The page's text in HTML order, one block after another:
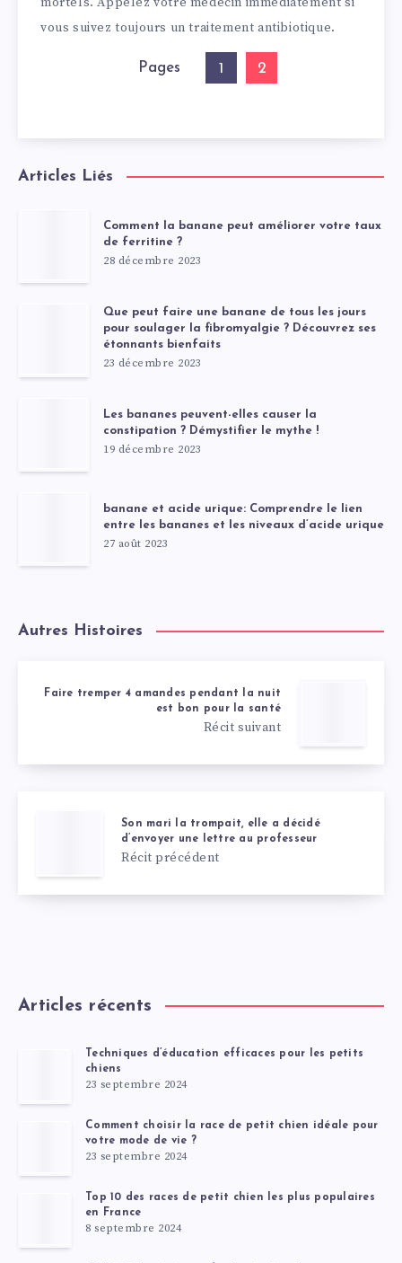
vous suivez toujours un traitement antibiotique.
Pages 1 2
Articles Liés
Comment la banane peut améliorer votre taux
de ferritine ?
28 décembre 2023
Que peut faire une banane de tous les jours
pour soulager la fibromyalgie ? Découvrez ses
étonnants bienfaits
23 décembre 2023
Les bananes peuvent-elles causer la
constipation ? Démystifier le mythe !
19 décembre 2023
banane et acide urique: Comprendre le lien
entre les bananes et les niveaux d’acide urique
27 août 2023
Autres Histoires
Faire tremper 4 amandes pendant la nuit
est bon pour la santé
Récit suivant
Son mari la trompait, elle a décidé
d’envoyer une lettre au professeur
Récit précédent
Articles récents
Techniques d’éducation efficaces pour les petits
chiens
23 septembre 2024
Comment choisir la race de petit chien idéale pour
votre mode de vie ?
23 septembre 2024
Top 10 des races de petit chien les plus populaires
en France
8 septembre 2024